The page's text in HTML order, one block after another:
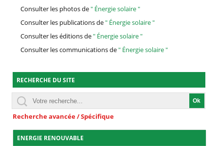
Consulter les photos de" Énergie solaire "
Consulter les publications de" Énergie solaire "
Consulter les éditions de" Énergie solaire "
Consulter les communications de" Énergie solaire "
RECHERCHE DU SITE
Recherche avancée / Spécifique
ENERGIE RENOUVABLE